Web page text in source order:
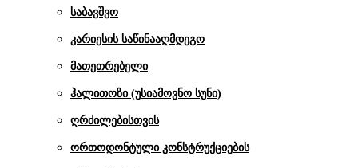
საბავშვო
კარიესის საწინააღმდეგო
მათეთრებელი
ჰალითოზი (უსიამოვნო სუნი)
ღრძილებისთვის
ორთოდონტული კონსტრუქციების